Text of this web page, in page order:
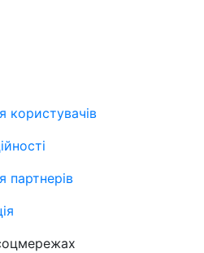
користувачів
партнерів